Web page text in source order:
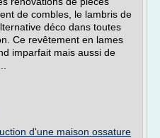
de combles, le lambris de
déco dans toutes
Ce revêtement en lames
imparfait mais aussi de
d'une maison ossature